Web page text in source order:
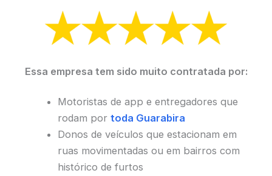
Essa empresa tem sido muito contratada por:
Motoristas de app e entregadores que
rodam por toda Guarabira
Donos de veículos que estacionam em
ruas movimentadas ou em bairros com
histórico de furtos